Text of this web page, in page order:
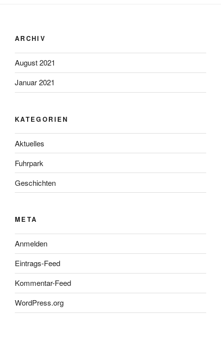
ARCHIV
August 2021
Januar 2021
KATEGORIEN
Aktuelles
Fuhrpark
Geschichten
META
Anmelden
Eintrags-Feed
Kommentar-Feed
WordPress.org